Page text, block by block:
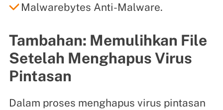
Malwarebytes Anti-Malware.
Tambahan: Memulihkan File
Setelah Menghapus Virus
Pintasan
Dalam proses menghapus virus pintasan